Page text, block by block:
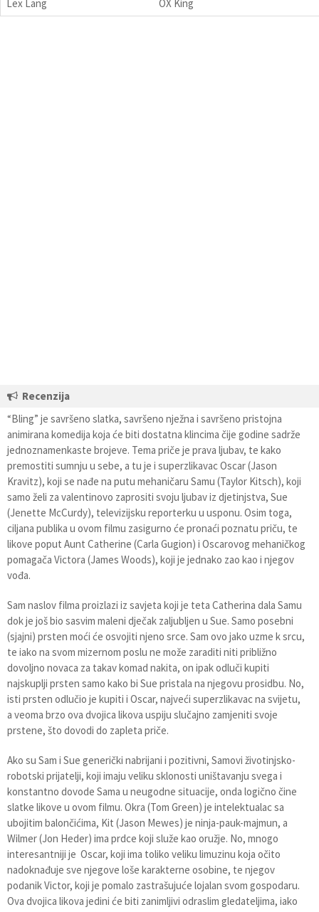
Lex Lang OX King
Recenzija
“Bling” je savršeno slatka, savršeno nježna i savršeno pristojna
animirana komedija koja će biti dostatna klincima čije godine sadrže
jednoznamenkaste brojeve. Tema priče je prava ljubav, te kako
premostiti sumnju u sebe, a tu je i superzlikavac Oscar (Jason
Kravitz), koji se nađe na putu mehaničaru Samu (Taylor Kitsch), koji
samo želi za valentinovo zaprositi svoju ljubav iz djetinjstva, Sue
(Jenette McCurdy), televizijsku reporterku u usponu. Osim toga,
ciljana publika u ovom filmu zasigurno će pronaći poznatu priču, te
likove poput Aunt Catherine (Carla Gugion) i Oscarovog mehaničkog
pomagača Victora (James Woods), koji je jednako zao kao i njegov
vođa.
Sam naslov filma proizlazi iz savjeta koji je teta Catherina dala Samu
dok je još bio sasvim maleni dječak zaljubljen u Sue. Samo posebni
(sjajni) prsten moći će osvojiti njeno srce. Sam ovo jako uzme k srcu,
te iako na svom mizernom poslu ne može zaraditi niti približno
dovoljno novaca za takav komad nakita, on ipak odluči kupiti
najskuplji prsten samo kako bi Sue pristala na njegovu prosidbu. No,
isti prsten odlučio je kupiti i Oscar, najveći superzlikavac na svijetu,
a veoma brzo ova dvojica likova uspiju slučajno zamjeniti svoje
prstene, što dovodi do zapleta priče.
Ako su Sam i Sue generički nabrijani i pozitivni, Samovi životinjsko-
robotski prijatelji, koji imaju veliku sklonosti uništavanju svega i
konstantno dovode Sama u neugodne situacije, onda logično čine
slatke likove u ovom filmu. Okra (Tom Green) je intelektualac sa
ubojitim balončićima, Kit (Jason Mewes) je ninja-pauk-majmun, a
Wilmer (Jon Heder) ima prdce koji služe kao oružje. No, mnogo
interesantniji je Oscar, koji ima toliko veliku limuzinu koja očito
nadoknađuje sve njegove loše karakterne osobine, te njegov
podanik Victor, koji je pomalo zastrašujuće lojalan svom gospodaru.
Ova dvojica likova jedini će biti zanimljivi odraslim gledateljima, iako